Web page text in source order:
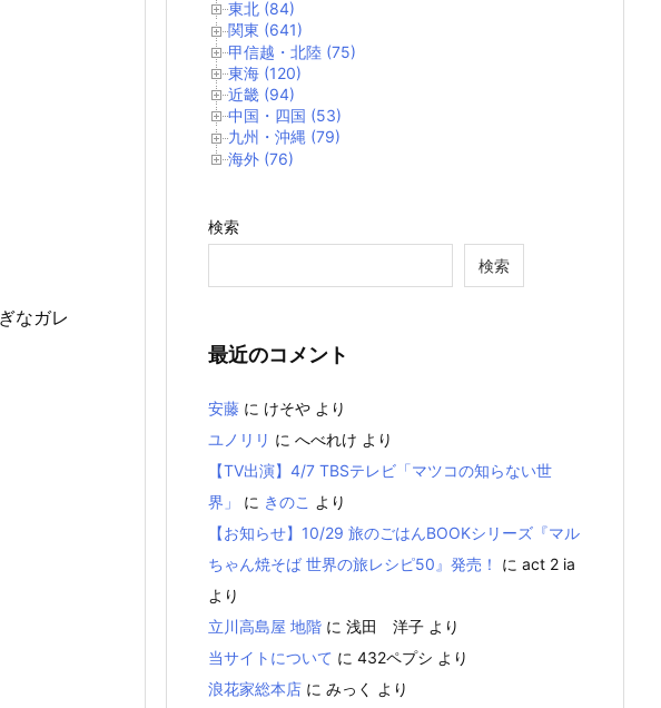
なガレ
東北 (84)
関東 (641)
甲信越・北陸 (75)
東海 (120)
近畿 (94)
中国・四国 (53)
九州・沖縄 (79)
海外 (76)
検索
検索
最近のコメント
安藤 に けそや より
ユノリリ に へべれけ より
【TV出演】4/7 TBSテレビ「マツコの知らない世
界」
に きのこ より
【お知らせ】10/29 旅のごはんBOOKシリーズ『マル
ちゃん焼そば 世界の旅レシピ50』発売！
に act 2 ia
より
立川高島屋 地階 に 浅田 洋子 より
当サイトについて に 432ペプシ より
浪花家総本店 に みっく
より